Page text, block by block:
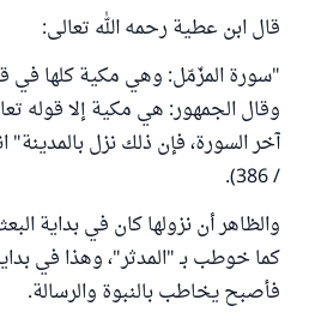
قال ابن عطية رحمه الله تعالى:
"سورة المزّمّل: وهي مكية كلها في
وقال الجمهور: هي مكية إلا قوله
/ 386).
والظاهر أن نزولها كان في بداية
كما خوطب بـ "المدثر"، وهذا في
فأصبح يخاطب بالنبوة والرسالة.